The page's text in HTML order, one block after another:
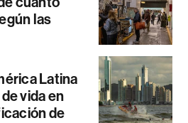
las
Latina
vida en
de